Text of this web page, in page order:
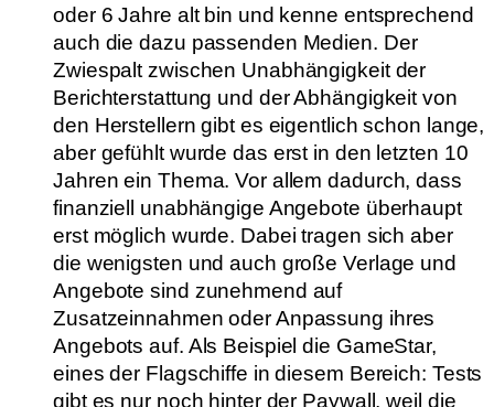
oder 6 Jahre alt bin und kenne entsprechend
auch die dazu passenden Medien. Der
Zwiespalt zwischen Unabhängigkeit der
Berichterstattung und der Abhängigkeit von
den Herstellern gibt es eigentlich schon lange,
aber gefühlt wurde das erst in den letzten 10
Jahren ein Thema. Vor allem dadurch, dass
finanziell unabhängige Angebote überhaupt
erst möglich wurde. Dabei tragen sich aber
die wenigsten und auch große Verlage und
Angebote sind zunehmend auf
Zusatzeinnahmen oder Anpassung ihres
Angebots auf. Als Beispiel die GameStar,
eines der Flagschiffe in diesem Bereich: Tests
gibt es nur noch hinter der Paywall, weil die